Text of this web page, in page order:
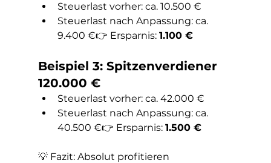
Steuerlast vorher: ca. 10.500 €
Steuerlast nach Anpassung: ca.
9.400 €👉 Ersparnis: 1.100 €
Beispiel 3: Spitzenverdiener
120.000 €
Steuerlast vorher: ca. 42.000 €
Steuerlast nach Anpassung: ca.
40.500 €👉 Ersparnis: 1.500 €
💡 Fazit: Absolut profitieren